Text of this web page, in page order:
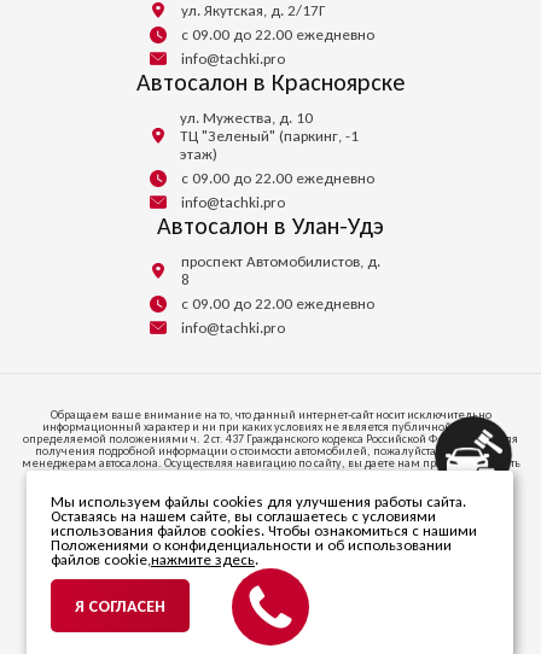
ул. Якутская, д. 2/17Г
с 09.00 до 22.00 ежедневно
info@tachki.pro
Автосалон в Красноярске
ул. Мужества, д. 10
ТЦ "Зеленый" (паркинг, -1
этаж)
с 09.00 до 22.00 ежедневно
info@tachki.pro
Автосалон в Улан-Удэ
проспект Автомобилистов, д.
8
с 09.00 до 22.00 ежедневно
info@tachki.pro
Обращаем ваше внимание на то, что данный интернет-сайт носит исключительно
информационный характер и ни при каких условиях не является публичной офертой,
определяемой положениями ч. 2 ст. 437 Гражданского кодекса Российской Федерации. Для
получения подробной информации о стоимости автомобилей, пожалуйста, обратитесь к
менеджерам автосалона. Осуществляя навигацию по сайту, вы даете нам право запоминать
и иметь доступ к куки-файлам на вашем устройстве доступа к интернету.
664047, ИРКУТСКАЯ ОБЛАСТЬ, Г.О. ГОРОД ИРКУТСК, Г ИРКУТСК, УЛ СОВЕТСКАЯ, СТР. 58/1,
ПОМЕЩ. 53
Телефон +7 (395) 256-24-00
© 2026 ООО «Автопарк». Все права защищены.
ИНН 3811470838. ОГРН 1203800020346.
Политика в отношении
обработки персональных данных
Разработано компанией
Мы используем файлы cookies для улучшения работы сайта.
Оставаясь на нашем сайте, вы соглашаетесь с условиями
использования файлов cookies. Чтобы ознакомиться с нашими
Положениями о конфиденциальности и об использовании
файлов cookie,нажмите здесь.
Я СОГЛАСЕН